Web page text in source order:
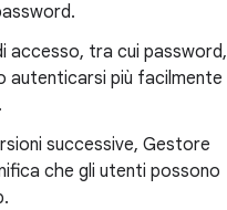
accesso, tra cui password,
autenticarsi più facilmente
successive, Gestore
che gli utenti possono